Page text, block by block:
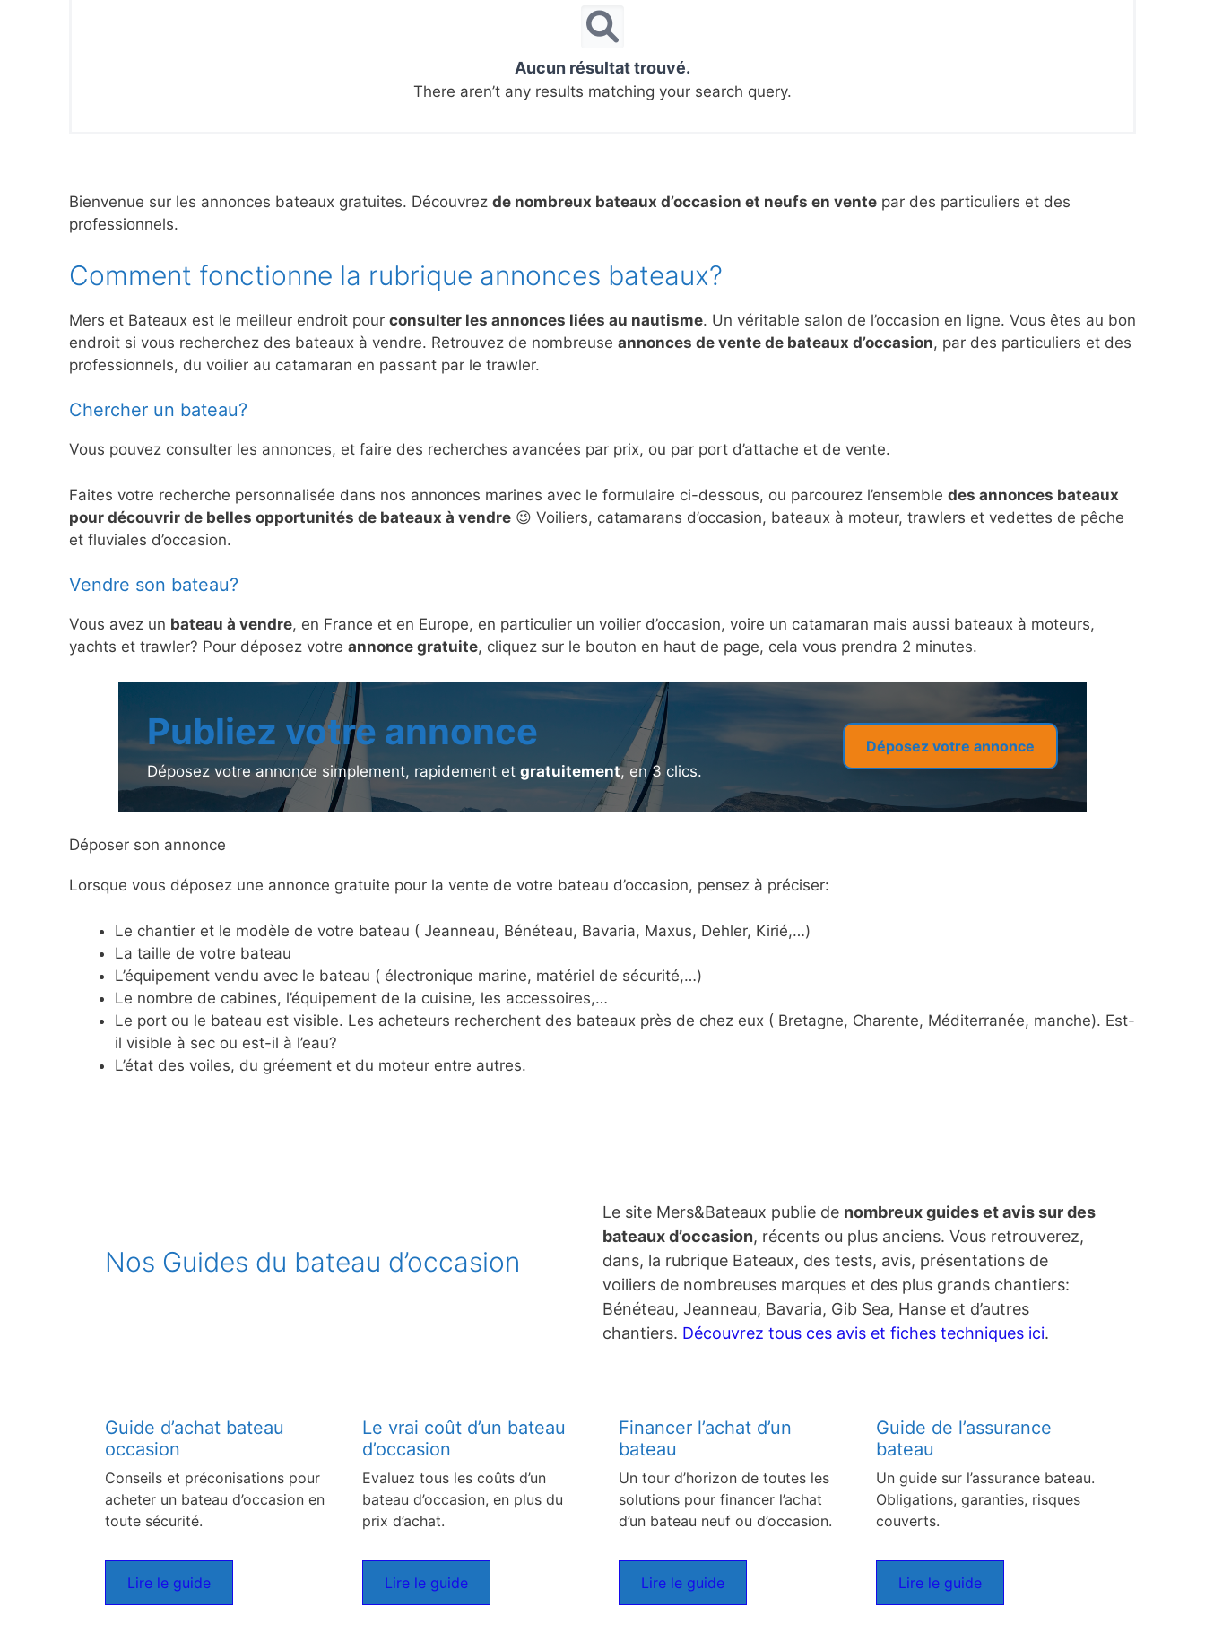
Aucun résultat trouvé.
There aren’t any results matching your search query.
Bienvenue sur les annonces bateaux gratuites. Découvrez de nombreux bateaux d’occasion et neufs en vente par des particuliers et des
professionnels.
Comment fonctionne la rubrique annonces bateaux?
Mers et Bateaux est le meilleur endroit pour consulter les annonces liées au nautisme. Un véritable salon de l’occasion en ligne. Vous êtes au bon
endroit si vous recherchez des bateaux à vendre. Retrouvez de nombreuse annonces de vente de bateaux d’occasion, par des particuliers et des
professionnels, du voilier au catamaran en passant par le trawler.
Chercher un bateau?
Vous pouvez consulter les annonces, et faire des recherches avancées par prix, ou par port d’attache et de vente.
Faites votre recherche personnalisée dans nos annonces marines avec le formulaire ci-dessous, ou parcourez l’ensemble des annonces bateaux
pour découvrir de belles opportunités de bateaux à vendre 😉 Voiliers, catamarans d’occasion, bateaux à moteur, trawlers et vedettes de pêche
et fluviales d’occasion.
Vendre son bateau?
Vous avez un bateau à vendre, en France et en Europe, en particulier un voilier d’occasion, voire un catamaran mais aussi bateaux à moteurs,
yachts et trawler? Pour déposez votre annonce gratuite, cliquez sur le bouton en haut de page, cela vous prendra 2 minutes.
Publiez votre annonce
Déposez votre annonce simplement, rapidement et gratuitement, en 3 clics.
Déposez votre annonce
Déposer son annonce
Lorsque vous déposez une annonce gratuite pour la vente de votre bateau d’occasion, pensez à préciser:
Le chantier et le modèle de votre bateau ( Jeanneau, Bénéteau, Bavaria, Maxus, Dehler, Kirié,…)
La taille de votre bateau
L’équipement vendu avec le bateau ( électronique marine, matériel de sécurité,…)
Le nombre de cabines, l’équipement de la cuisine, les accessoires,…
Le port ou le bateau est visible. Les acheteurs recherchent des bateaux près de chez eux ( Bretagne, Charente, Méditerranée, manche). Est-
il visible à sec ou est-il à l’eau?
L’état des voiles, du gréement et du moteur entre autres.
Nos Guides du bateau d’occasion
Le site Mers&Bateaux publie de nombreux guides et avis sur des
bateaux d’occasion, récents ou plus anciens. Vous retrouverez,
dans, la rubrique Bateaux, des tests, avis, présentations de
voiliers de nombreuses marques et des plus grands chantiers:
Bénéteau, Jeanneau, Bavaria, Gib Sea, Hanse et d’autres
chantiers. Découvrez tous ces avis et fiches techniques ici.
Guide d’achat bateau
occasion
Conseils et préconisations pour
acheter un bateau d’occasion en
toute sécurité.
Lire le guide
Le vrai coût d’un bateau
d’occasion
Evaluez tous les coûts d’un
bateau d’occasion, en plus du
prix d’achat.
Lire le guide
Financer l’achat d’un
bateau
Un tour d’horizon de toutes les
solutions pour financer l’achat
d’un bateau neuf ou d’occasion.
Lire le guide
Guide de l’assurance
bateau
Un guide sur l’assurance bateau.
Obligations, garanties, risques
couverts.
Lire le guide